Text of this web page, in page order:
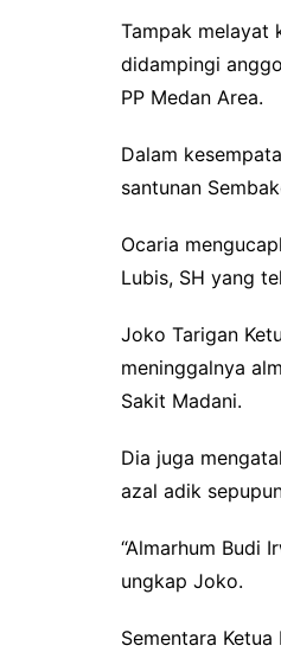
k
p
Tampak melayat
didampingi
PP Medan Area.
Dalam
santunan
Ocaria
Lubis, SH yang
Joko Tarigan
meninggalnya
Sakit Madani.
Dia juga
azal adik
“Almarhum Budi
ungkap Joko.
Sementara